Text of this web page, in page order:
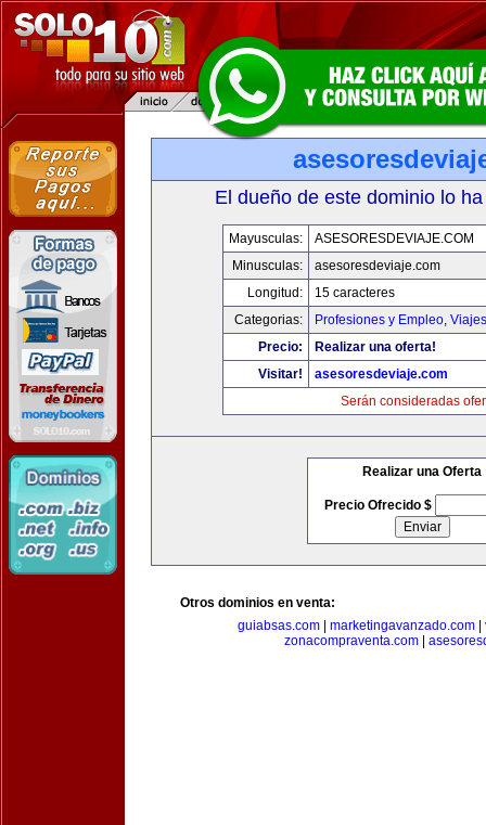
El dueño de este dominio lo
Mayusculas:
ASESORESDEVIAJE.COM
Minusculas:
asesoresdeviaje.com
Longitud:
15 caracteres
Categorias:
Profesiones y Empleo,
Precio:
Realizar una oferta!
Visitar!
asesoresdeviaje.com
Serán consideradas
Realizar una Oferta
Precio Ofrecido $
Otros dominios en venta:
guiabsas.com
marketingavanzado.com
zonacompraventa.com|